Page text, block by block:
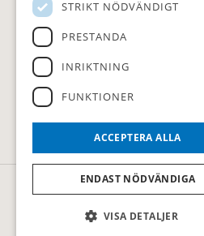
HITTA HIT
© Sollentuna
STRIKT NÖDVÄNDIGT
PRESTANDA
INRIKTNING
FUNKTIONER
ACCEPTERA ALLA
ENDAST NÖDVÄNDIGA
VISA DETALJER